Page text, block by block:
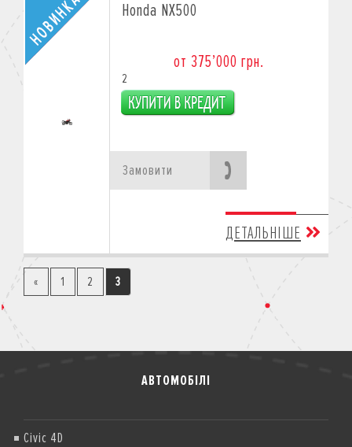
Honda NX500
от 375’000 грн.
2
Замовити
ДЕТАЛЬНІШЕ
« 1 2 3
АВТОМОБІЛІ
Civic 4D